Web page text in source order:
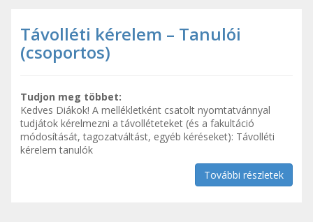
Távolléti kérelem – Tanulói
(csoportos)
Tudjon meg többet:
Kedves Diákok! A mellékletként csatolt nyomtatvánnyal
tudjátok kérelmezni a távolléteteket (és a fakultáció
módosítását, tagozatváltást, egyéb kéréseket): Távolléti
kérelem tanulók
További részletek